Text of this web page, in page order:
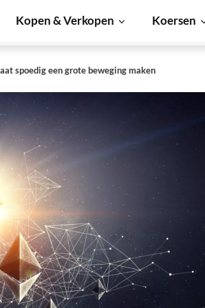
Kopen & Verkopen Koersen
spoedig een grote beweging maken